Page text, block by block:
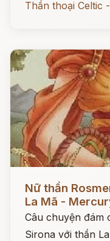
Thần thoại Celtic
Nữ thần
La Mã -
Câu chuyện đám
Sirona với thần